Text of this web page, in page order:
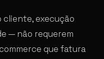
cliente, execução
— não requerem
que fatura